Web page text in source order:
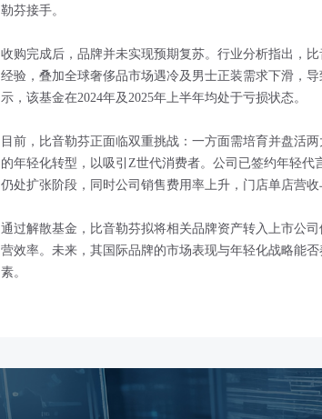
勒芬接手。
收购完成后，品牌并未实现预期复苏。行业分析指出，
经验，叠加全球奢侈品市场遇冷及男士正装需求下滑，
示，该基金在2024年及2025年上半年均处于亏损状态。
目前，比音勒芬正面临双重挑战：一方面需培育并盘活
的年轻化转型，以吸引Z世代消费者。公司已签约年轻代
仍处扩张阶段，同时公司销售费用率上升，门店单店营收
通过解散基金，比音勒芬拟将相关品牌资产转入上市公
营效率。未来，其国际品牌的市场表现与年轻化战略能
素。